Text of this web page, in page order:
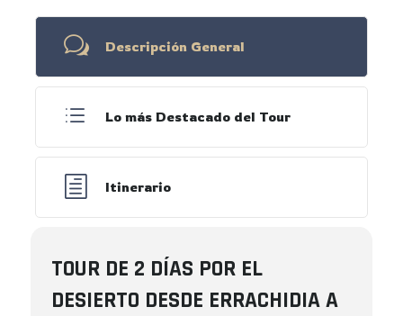
TOUR DE 2 DÍAS POR EL
DESIERTO DESDE ERRACHIDIA A
w Descripción General
d Lo más Destacado del Tour
h Itinerario